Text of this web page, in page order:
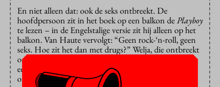
En niet alleen dat: ook de seks ontbreekt. De
hoofdpersoon zit in het boek op een balkon dePlayboy
te lezen – in de Engelstalige versie zit hij alleen op het
balkon. Van Haute vervolgt: “Geen rock-‘n-roll, geen
seks. Hoe zit het dan met drugs?” Welja, die ontbreekt
ook. Als de mannelijke hoofdpersoon wat drinkt met
een dertienjarige scholiere, krijgt ze in het Japanse
origineel en de Nederlandse vertaling een piña colada